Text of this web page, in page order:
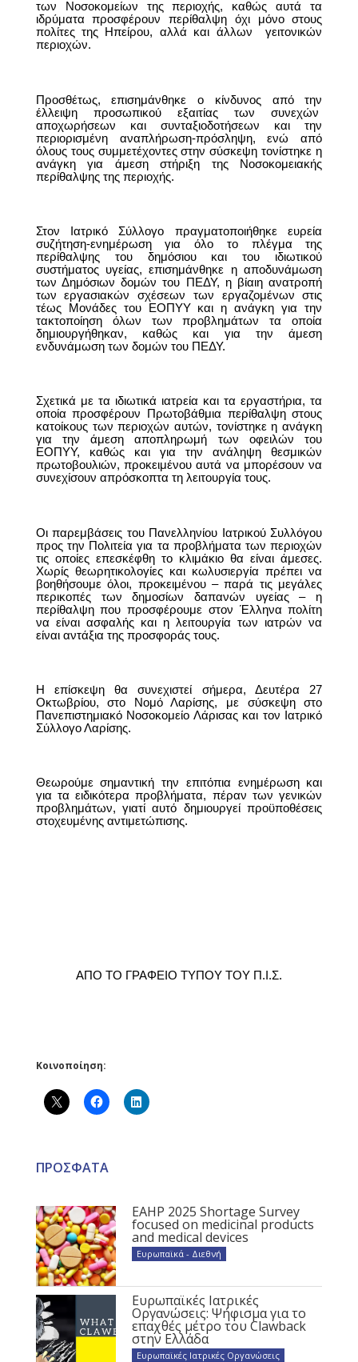
των Νοσοκομείων της περιοχής, καθώς αυτά τα
ιδρύματα προσφέρουν περίθαλψη όχι μόνο στους
πολίτες της Ηπείρου, αλλά και άλλων
γειτονικών
περιοχών.
Προσθέτως, επισημάνθηκε ο κίνδυνος από την
έλλειψη προσωπικού εξαιτίας των συνεχών
αποχωρήσεων και συνταξιοδοτήσεων και την
περιορισμένη αναπλήρωση-πρόσληψη, ενώ από
όλους τους συμμετέχοντες στην σύσκεψη τονίστηκε η
ανάγκη για άμεση στήριξη της Νοσοκομειακής
περίθαλψης της περιοχής.
Στον Ιατρικό Σύλλογο πραγματοποιήθηκε ευρεία
συζήτηση-ενημέρωση για όλο το πλέγμα της
περίθαλψης του δημόσιου και του ιδιωτικού
συστήματος υγείας, επισημάνθηκε η αποδυνάμωση
των Δημόσιων δομών του ΠΕΔΥ, η βίαιη ανατροπή
των εργασιακών σχέσεων των εργαζομένων στις
τέως Μονάδες του ΕΟΠΥΥ και η ανάγκη για την
τακτοποίηση όλων των προβλημάτων τα οποία
δημιουργήθηκαν, καθώς και για την άμεση
ενδυνάμωση των δομών του ΠΕΔΥ.
Σχετικά με τα ιδιωτικά ιατρεία και τα εργαστήρια, τα
οποία προσφέρουν Πρωτοβάθμια περίθαλψη στους
κατοίκους των περιοχών αυτών, τονίστηκε η ανάγκη
για την άμεση αποπληρωμή των οφειλών του
ΕΟΠΥΥ, καθώς και για την ανάληψη θεσμικών
πρωτοβουλιών, προκειμένου αυτά να μπορέσουν να
συνεχίσουν απρόσκοπτα τη λειτουργία τους.
Οι παρεμβάσεις του Πανελληνίου Ιατρικού Συλλόγου
προς την Πολιτεία για τα προβλήματα των περιοχών
τις οποίες επεσκέφθη το κλιμάκιο θα είναι άμεσες.
Χωρίς θεωρητικολογίες και κωλυσιεργία πρέπει να
βοηθήσουμε όλοι, προκειμένου – παρά τις μεγάλες
περικοπές των δημοσίων δαπανών υγείας – η
περίθαλψη που προσφέρουμε στον Έλληνα πολίτη
να είναι ασφαλής και η λειτουργία των ιατρών να
είναι αντάξια της προσφοράς τους.
Η επίσκεψη θα συνεχιστεί σήμερα, Δευτέρα 27
Οκτωβρίου, στο Νομό Λαρίσης, με σύσκεψη στο
Πανεπιστημιακό Νοσοκομείο Λάρισας και τον Ιατρικό
Σύλλογο Λαρίσης.
Θεωρούμε σημαντική την επιτόπια ενημέρωση και
για τα ειδικότερα προβλήματα, πέραν των γενικών
προβλημάτων, γιατί αυτό δημιουργεί προϋποθέσεις
στοχευμένης αντιμετώπισης.
ΑΠΟ ΤΟ ΓΡΑΦΕΙΟ ΤΥΠΟΥ ΤΟΥ Π.Ι.Σ.
Κοινοποίηση:
ΠΡΟΣΦΑΤΑ
EAHP 2025 Shortage Survey
focused on medicinal products
and medical devices
Ευρωπαϊκά - Διεθνή
Ευρωπαϊκές Ιατρικές
Οργανώσεις: Ψήφισμα για το
επαχθές μέτρο του Clawback
στην Ελλάδα
Ευρωπαϊκές Ιατρικές Οργανώσεις